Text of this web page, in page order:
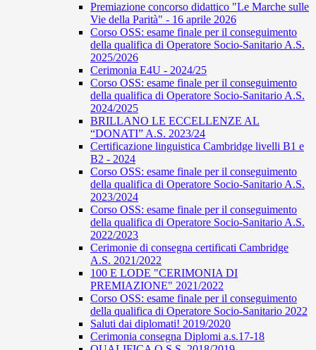
Premiazione concorso didattico "Le Marche sulle
Vie della Parità" - 16 aprile 2026
Corso OSS: esame finale per il conseguimento
della qualifica di Operatore Socio-Sanitario A.S.
2025/2026
Cerimonia E4U - 2024/25
Corso OSS: esame finale per il conseguimento
della qualifica di Operatore Socio-Sanitario A.S.
2024/2025
BRILLANO LE ECCELLENZE AL
“DONATI” A.S. 2023/24
Certificazione linguistica Cambridge livelli B1 e
B2 - 2024
Corso OSS: esame finale per il conseguimento
della qualifica di Operatore Socio-Sanitario A.S.
2023/2024
Corso OSS: esame finale per il conseguimento
della qualifica di Operatore Socio-Sanitario A.S.
2022/2023
Cerimonie di consegna certificati Cambridge
A.S. 2021/2022
100 E LODE "CERIMONIA DI
PREMIAZIONE" 2021/2022
Corso OSS: esame finale per il conseguimento
della qualifica di Operatore Socio-Sanitario 2022
Saluti dai diplomati! 2019/2020
Cerimonia consegna Diplomi a.s.17-18